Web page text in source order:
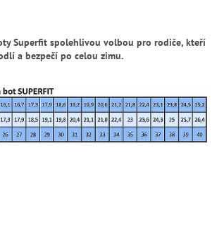
Superfit spolehlivou volbou pro rodiče, kteří
a bezpečí po celou zimu.